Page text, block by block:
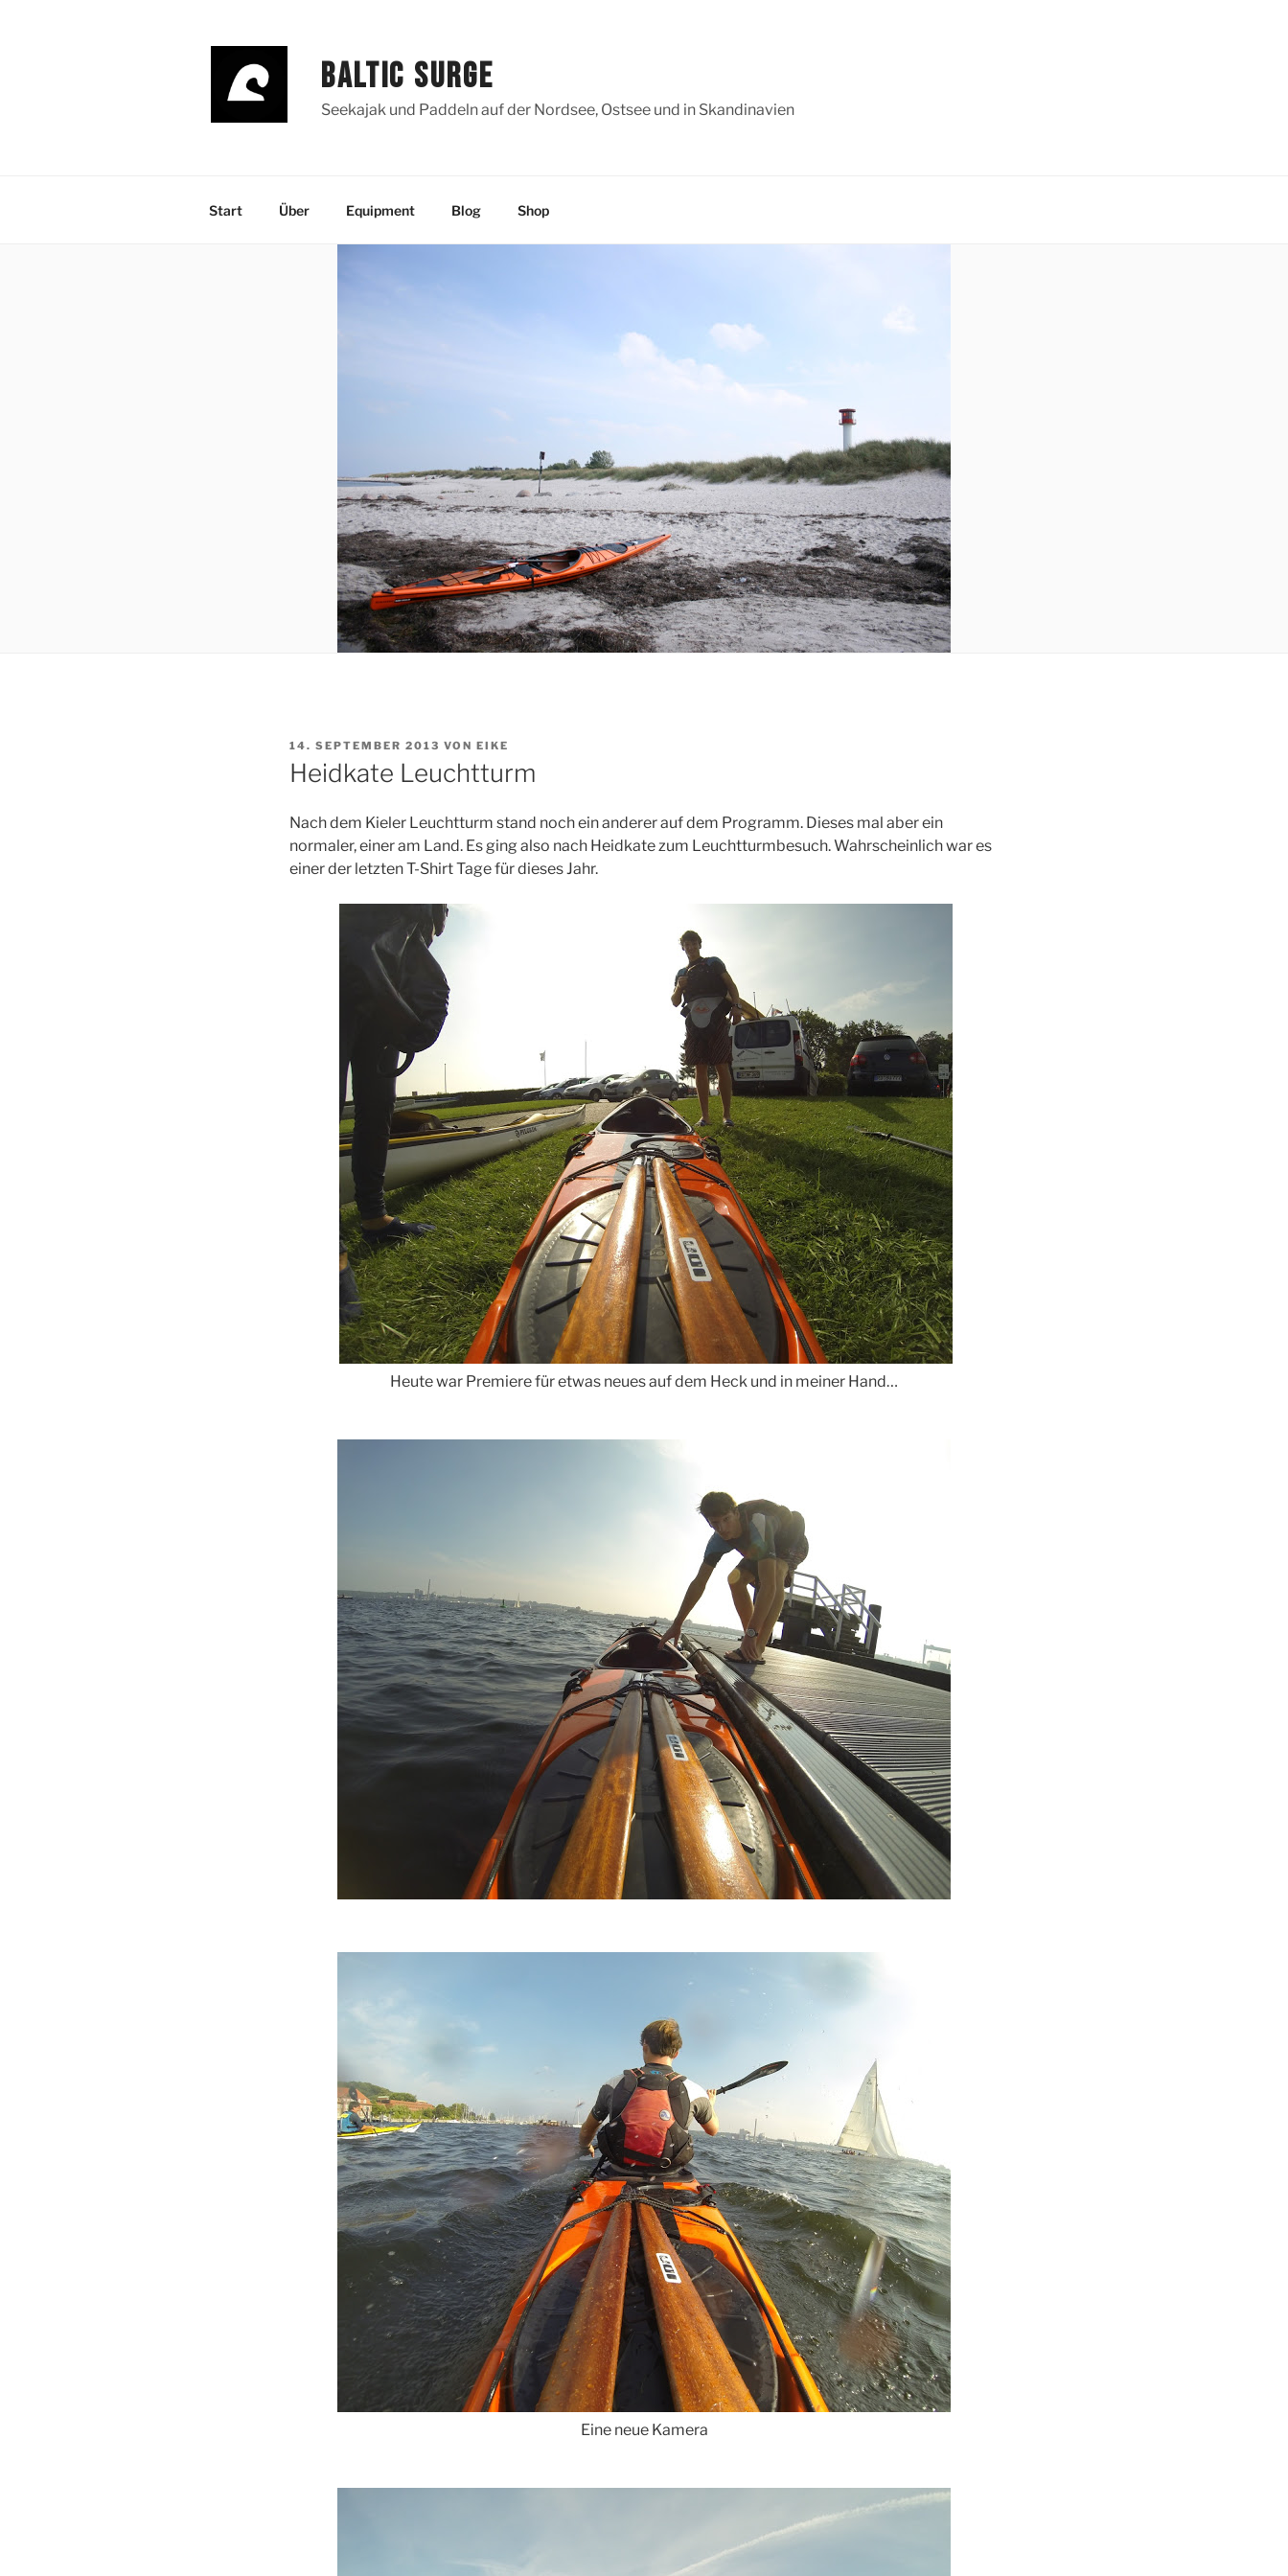
BALTIC SURGE
Seekajak und Paddeln auf der Nordsee, Ostsee und in Skandinavien
Start Über Equipment Blog Shop
VERÖFFENTLICHT
AM
14. SEPTEMBER 2013 VON EIKE
Heidkate Leuchtturm
Nach dem Kieler Leuchtturm stand noch ein anderer auf dem Programm. Dieses mal aber ein
normaler, einer am Land. Es ging also nach Heidkate zum Leuchtturmbesuch. Wahrscheinlich war es
einer der letzten T-Shirt Tage für dieses Jahr.
Heute war Premiere für etwas neues auf dem Heck und in meiner Hand…
Eine neue Kamera